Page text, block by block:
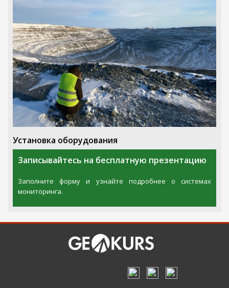
Cтоимость:
предоставив Удостоверение личности и для ИП - справка
(талон) о регистрации в Egov.kz, оставить в компании залог
- отдельно определенный для каждого типа оборудования
и комплекта. Взятие без залога возможно, если
физическое лицо или ИП имеет безупречную финансовую
историю отношений с нашей компанией.
Установка оборудования
Записывайтесь на бесплатную презентацию
Заполните форму и узнайте подробнее о системах
мониторинга.